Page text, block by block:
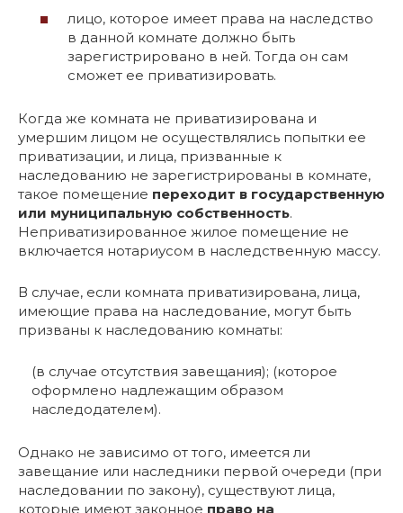
лицо, которое имеет права на наследство
в данной комнате должно быть
зарегистрировано в ней. Тогда он сам
сможет ее приватизировать.
Когда же комната не приватизирована и
умершим лицом не осуществлялись попытки ее
приватизации, и лица, призванные к
наследованию не зарегистрированы в комнате,
такое помещение переходит в государственную
или муниципальную собственность.
Неприватизированное жилое помещение не
включается нотариусом в наследственную массу.
В случае, если комната приватизирована, лица,
имеющие права на наследование, могут быть
призваны к наследованию комнаты:
(в случае отсутствия завещания); (которое
оформлено надлежащим образом
наследодателем).
Однако не зависимо от того, имеется ли
завещание или наследники первой очереди (при
наследовании по закону), существуют лица,
которые имеют законное право на